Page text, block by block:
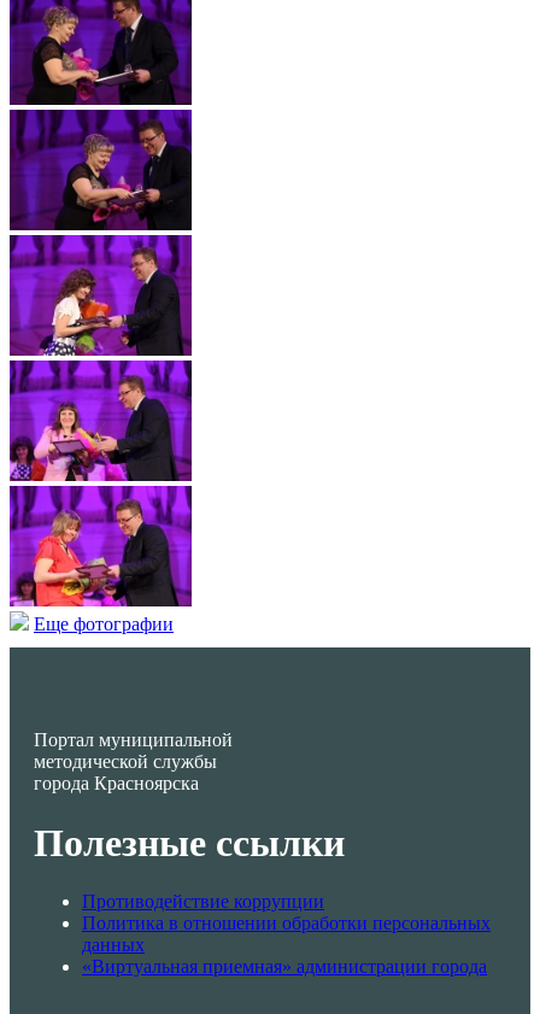
Еще фотографии
Портал муниципальной
методической службы
города Красноярска
Полезные ссылки
Противодействие коррупции
Политика в отношении обработки персональных
данных
«Виртуальная приемная» администрации города